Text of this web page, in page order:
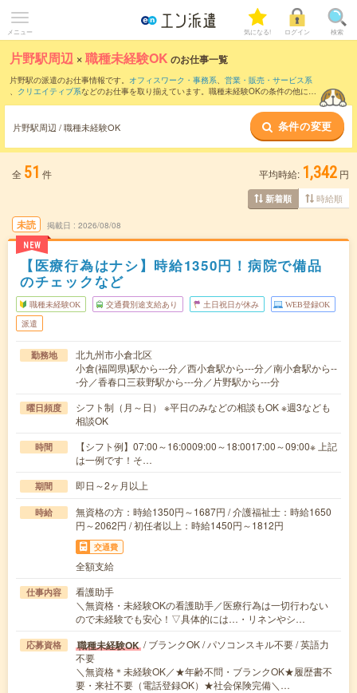
メニュー 気になる! ログイン 検索
片野駅周辺 ×職種未経験OK のお仕事一覧
片野駅の派遣のお仕事情報です。 オフィスワーク・事務系、 営業・販売・サービス系
、 クリエイティブ系などのお仕事を取り揃えています。職種未経験OKの条件の他に、
片野駅周辺 / 職種未経験OK 条件の変更
全 51 件 平均時給: 1,342 円
新着順 時給順
未読
NEW
掲載日 2026/08/08
【医療行為はナシ】時給1350円！病院で備品
のチェックなど
職種未経験OK 交通費別途支給あり 土日祝日が休み WEB登録OK
派遣
勤務地
北九州市小倉北区
小倉(福岡県)駅から---分／西小倉駅から---分／南小倉駅から--
-分／香春口三萩野駅から---分／片野駅から---分
曜日頻度
シフト制（月～日） ※平日のみなどの相談もOK ※週3なども
相談OK
時間
【シフト例】07:00～16:0009:00～18:0017:00～09:00※ 上記
は一例です！そ…
期間 即日～2ヶ月以上
時給
無資格の方：時給1350円～1687円 / 介護福祉士：時給1650
円～2062円 / 初任者以上：時給1450円～1812円
交通費
全額支給
仕事内容
看護助手
＼無資格・未経験OKの看護助手／医療行為は一切行わない
ので未経験でも安心！▽具体的には…・リネンやシ…
応募資格 職種未経験OK / ブランクOK / パソコンスキル不要 / 英語力
不要
＼無資格＊未経験OK／★年齢不問・ブランクOK★履歴書不
要・来社不要（電話登録OK）★社会保険完備＼…